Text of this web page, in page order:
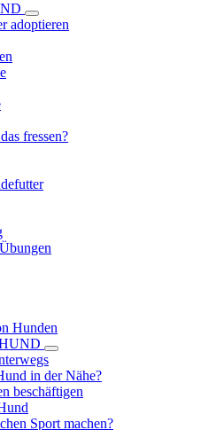
adoptieren
fressen?
Hunden
in der Nähe?
beschäftigen
Sport machen?